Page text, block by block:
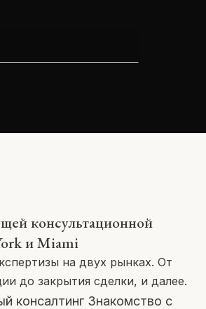
консультационной
и Miami
на двух рынках. От
до закрытия сделки, и далее.
консалтинг Знакомство с